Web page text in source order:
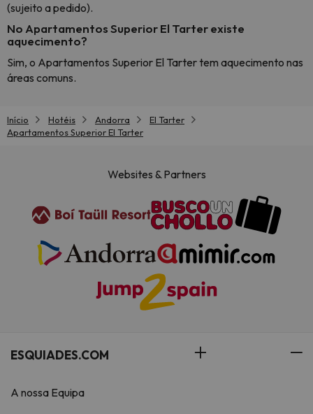
(sujeito a pedido).
No Apartamentos Superior El Tarter existe
aquecimento?
Sim, o Apartamentos Superior El Tarter tem aquecimento nas
áreas comuns.
Início Hotéis Andorra
El Tarter
Apartamentos Superior El Tarter
Websites & Partners
ESQUIADES.COM
A nossa Equipa